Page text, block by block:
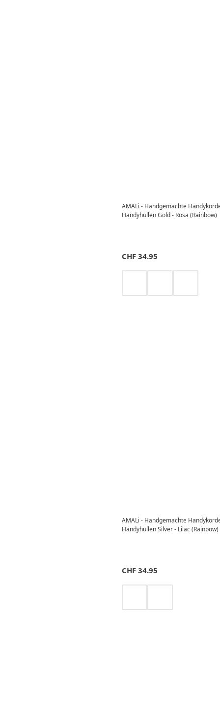
AMALi - Handgemachte
Handyhüllen Gold - Rosa (Rainbow)
CHF 34.95
AMALi - Handgemachte
Handyhüllen Silver - Lilac (Rainbow)
CHF 34.95